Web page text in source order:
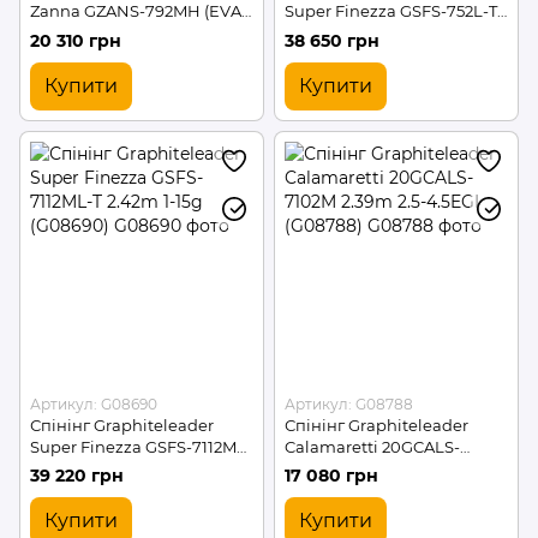
Zanna GZANS-792MH (EVA)
2.36м 9-45г / (2181769 /
20 310 грн
Купити
Super Finezza GSFS-752L-T
2.26m 1-10g (G08689)
38 650 грн
Купити
Артикул: G08690
Спінінг Graphiteleader
Super Finezza GSFS-7112ML-
T 2.42m 1-15g (G08690)
39 220 грн
Купити
Артикул: G08788
Спінінг Graphiteleader
Calamaretti 20GCALS-
7102M 2.39m 2.5-4.5EGI
17 080 грн
Купити